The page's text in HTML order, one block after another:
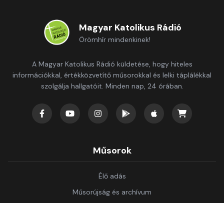
Magyar Katolikus Rádió
Örömhír mindenkinek!
A Magyar Katolikus Rádió küldetése, hogy hiteles
információkkal, értékközvetítő műsorokkal és lelki táplálékkal
szolgálja hallgatóit. Minden nap, 24 órában.
Műsorok
Élő adás
Műsorújság és archívum